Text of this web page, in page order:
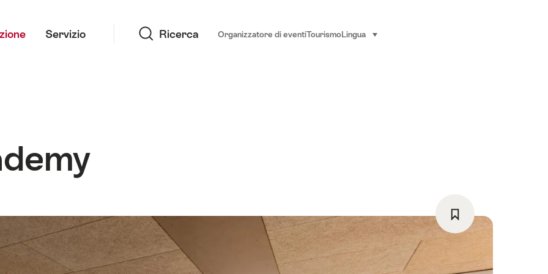
Servizio Ricerca Organizzatore di eventiTourismoLingua seleziona (clicca per visualizzare)